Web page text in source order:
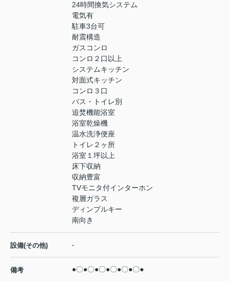
24時間換気システム
電気有
駐車3台可
耐震構造
ガスコンロ
コンロ２口以上
システムキッチン
対面式キッチン
コンロ３口
バス・トイレ別
追焚機能浴室
浴室乾燥機
温水洗浄便座
トイレ２ヶ所
浴室１坪以上
床下収納
収納豊富
TVモニタ付インターホン
複層ガラス
ディンプルキー
南向き
設備(その他) -
備考 ●〇●〇●〇●〇●〇●〇●